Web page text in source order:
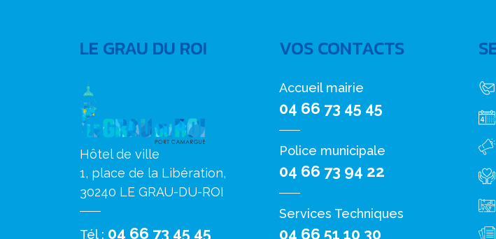
LE GRAU DU ROI
Hôtel de ville
1, place de la Libération,
30240 LE GRAU-DU-ROI
Tél : 04 66 73 45 45
VOS CONTACTS
Accueil mairie
04 66 73 45 45
Police municipale
04 66 73 94 22
Services Techniques
04 66 51 10 30